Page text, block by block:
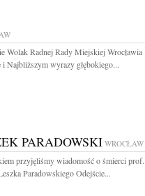
Wolak Radnej Rady Miejskiej Wrocławia
i Najbliższym wyrazy głębokiego...
PARADOWSKI WROCŁAW
przyjęliśmy wiadomość o śmierci prof.
Paradowskiego Odejście...